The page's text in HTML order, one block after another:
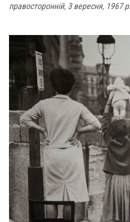
правосторонній, 3 вересня, 1967